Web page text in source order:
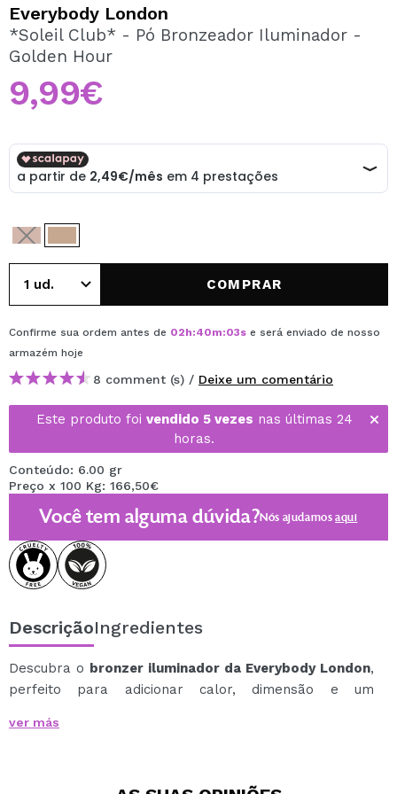
Ao criar uma conta no Maquibeauty.pt pode fazer as suas
compras rapidamente, verificar o estado das suas
Everybody London
*Soleil Club* - Pó Bronzeador Iluminador -
Golden Hour
9,99€
COMPRAR
Confirme sua ordem antes de 02h:40m:03s e será enviado de nosso
armazém hoje
8 comment (s) / Deixe um comentário
Este produto foi vendido 5 vezes nas últimas 24
horas.
Conteúdo: 6.00 gr
Preço x 100 Kg: 166,50€
Você tem alguma dúvida?Nós ajudamosaqui
DescriçãoIngredientes
Descubra o bronzer iluminador da Everybody London,
perfeito para adicionar calor, dimensão e um
Sua fórmula ultraleve combina um efeito bronzeador
ver más